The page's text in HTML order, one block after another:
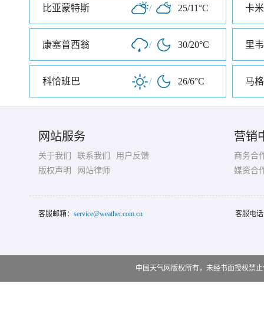
比亚蒙特斯 / 25/11°C 卡
康塞普西翁 / 30/20°C 里
科恰班巴 / 26/6°C 马
网站服务
关于我们 联系我们
用户反馈
版权声明
网站律师
营销
商务合
媒资合
客服邮箱： service@weather.com.cn 客服电
中国天气网版权所有，未经书面授权